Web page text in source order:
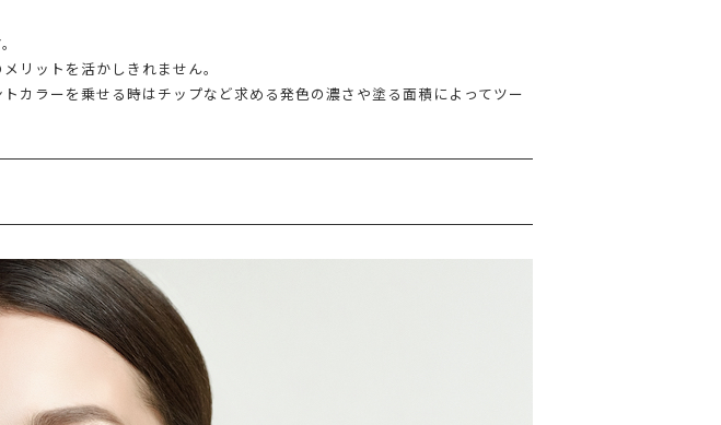
リットを活かしきれません。
カラーを乗せる時はチップなど求める発色の濃さや塗る面積によってツー